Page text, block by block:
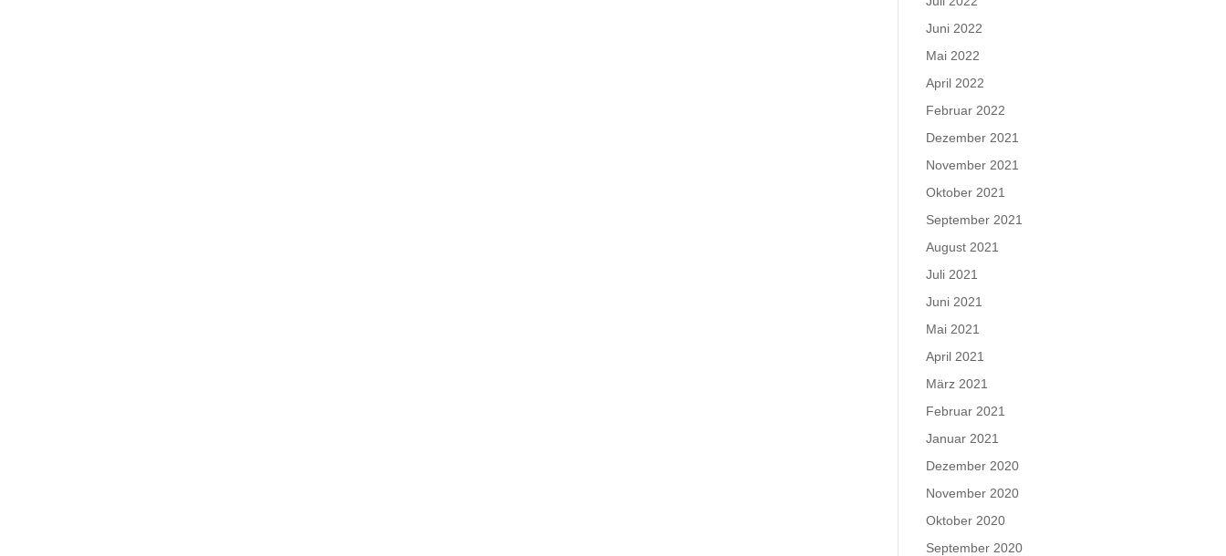
Juni 2022
Mai 2022
April 2022
Februar 2022
Dezember 2021
November 2021
Oktober 2021
September 2021
August 2021
Juli 2021
Juni 2021
Mai 2021
April 2021
März 2021
Februar 2021
Januar 2021
Dezember 2020
November 2020
Oktober 2020
September 2020